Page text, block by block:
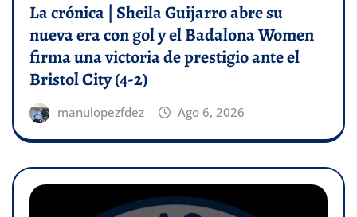
La crónica | Sheila Guijarro abre su
nueva era con gol y el Badalona Women
firma una victoria de prestigio ante el
Bristol City (4-2)
manulopezfdez Ago 6, 2026